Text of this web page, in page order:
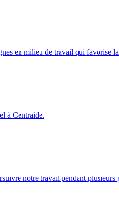
en milieu de travail qui favorise
à Centraide.
notre travail pendant plusieurs